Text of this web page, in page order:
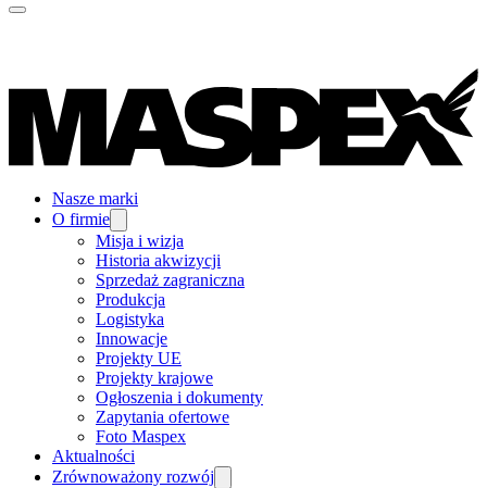
Nasze marki
O firmie
Misja i wizja
Historia akwizycji
Sprzedaż zagraniczna
Produkcja
Logistyka
Innowacje
Projekty UE
Projekty krajowe
Ogłoszenia i dokumenty
Zapytania ofertowe
Foto Maspex
Aktualności
Zrównoważony rozwój